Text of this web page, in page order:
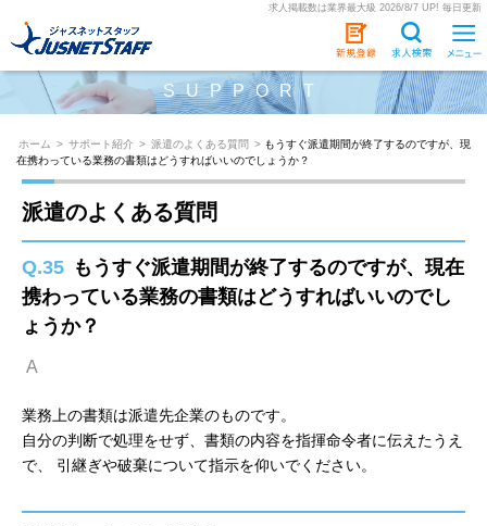
求人掲載数は業界最大級 2026/8/7 UP! 毎日更新
SUPPORT
ホーム > サポート紹介 > 派遣のよくある質問 > もうすぐ派遣期間が終了するのですが、現
在携わっている業務の書類はどうすればいいのでしょうか？
派遣のよくある質問
Q.35 もうすぐ派遣期間が終了するのですが、現在
携わっている業務の書類はどうすればいいのでし
ょうか？
A
業務上の書類は派遣先企業のものです。
自分の判断で処理をせず、書類の内容を指揮命令者に伝えたうえ
で、 引継ぎや破棄について指示を仰いでください。